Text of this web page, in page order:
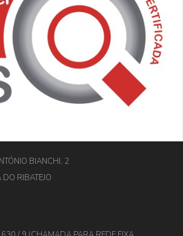
BIANCHI, 2
RIBATEJO